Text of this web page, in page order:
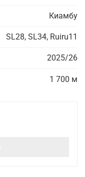
Киамбу
SL28, SL34, Ruiru11
2025/26
1 700 м